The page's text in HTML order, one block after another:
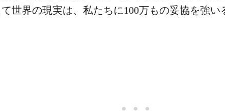
世界の現実は、私たちに100万もの妥協を強い